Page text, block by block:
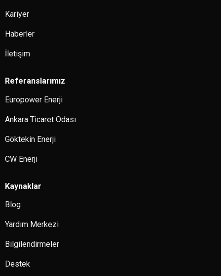
Kariyer
Haberler
İletişim
Referanslarımız
Europower Enerji
Ankara Ticaret Odası
Göktekin Enerji
CW Enerji
Kaynaklar
Blog
Yardım Merkezi
Bilgilendirmeler
Destek